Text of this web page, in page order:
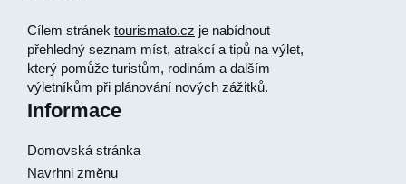
Cílem stránek tourismato.cz je nabídnout
přehledný seznam míst, atrakcí a tipů na výlet,
který pomůže turistům, rodinám a dalším
výletníkům při plánování nových zážitků.
Informace
Domovská stránka
Navrhni změnu